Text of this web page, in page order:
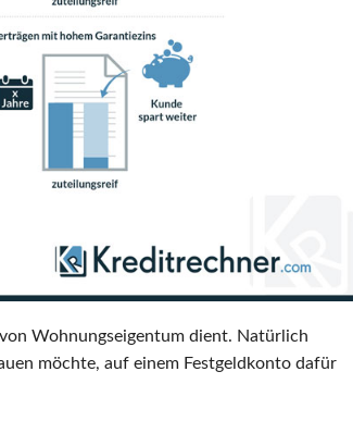
Wohnungseigentum dient. Natürlich
möchte, auf einem Festgeldkonto dafür